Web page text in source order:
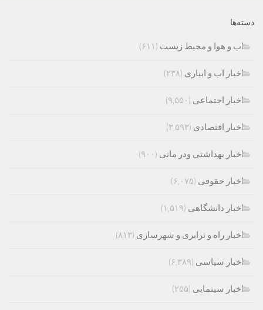
دسته‌ها
اب و هوا و محیط زیست (۶۱۱)
اخبار اب و ابیاری (۲۳۸)
اخبار اجتماعی (۹,۵۵۰)
اخبار اقتصادی (۳,۵۹۳)
اخبار بهداشتی ودر مانی (۹۰۰)
اخبار حقوقی (۶,۰۷۵)
اخبار دانشگاهی (۱,۵۱۹)
اخبار راه و ترابری و شهرسازی (۸۱۳)
اخبار سیاسی (۶,۳۸۹)
اخبار سینمایی (۲۵۵)